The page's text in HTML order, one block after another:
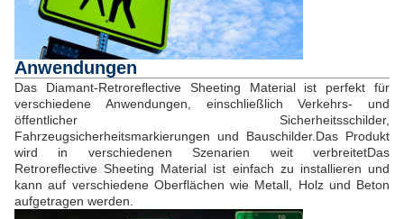
Anwendungen
Das Diamant-Retroreflective Sheeting Material ist perfekt für
verschiedene Anwendungen, einschließlich Verkehrs- und
öffentlicher Sicherheitsschilder,
Fahrzeugsicherheitsmarkierungen und Bauschilder.Das Produkt
wird in verschiedenen Szenarien weit verbreitetDas
Retroreflective Sheeting Material ist einfach zu installieren und
kann auf verschiedene Oberflächen wie Metall, Holz und Beton
aufgetragen werden.